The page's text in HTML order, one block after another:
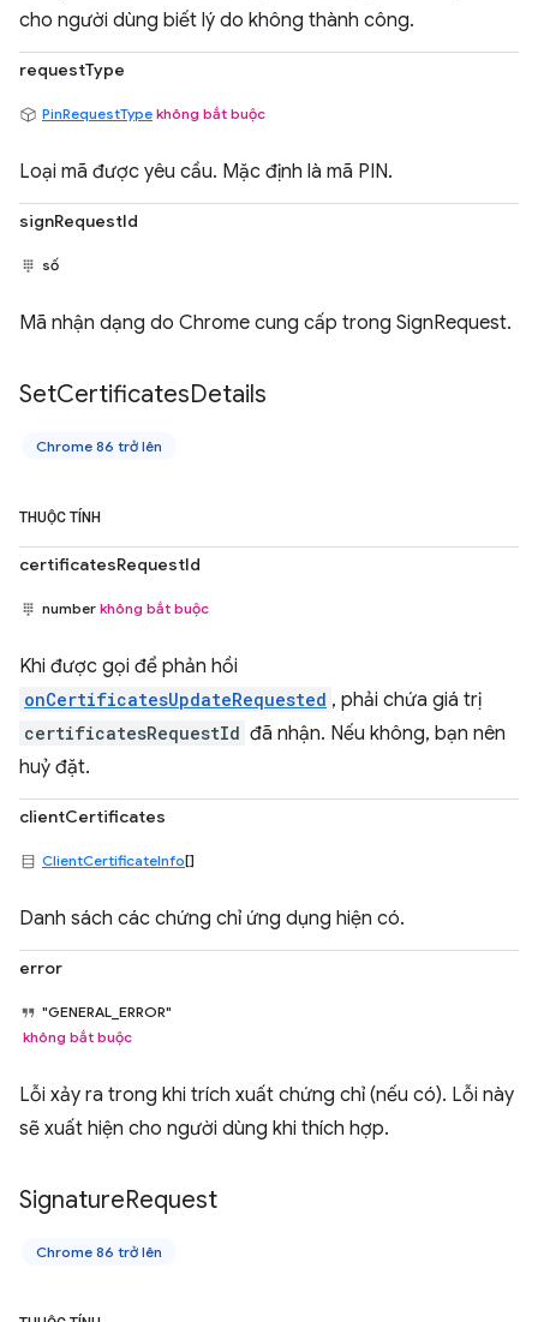
cho người dùng biết lý do không thành công.
requestType
PinRequestType không bắt buộc
Loại mã được yêu cầu. Mặc định là mã PIN.
signRequestId
số
Mã nhận dạng do Chrome cung cấp trong SignRequest.
SetCertificatesDetails
Chrome 86 trở lên
THUỘC TÍNH
certificatesRequestId
number không bắt buộc
Khi được gọi để phản hồi
onCertificatesUpdateRequested , phải chứa giá trị
certificatesRequestId đã nhận. Nếu không, bạn nên
huỷ đặt.
clientCertificates
ClientCertificateInfo[]
Danh sách các chứng chỉ ứng dụng hiện có.
error
"GENERAL_ERROR"
không bắt buộc
Lỗi xảy ra trong khi trích xuất chứng chỉ (nếu có). Lỗi này
sẽ xuất hiện cho người dùng khi thích hợp.
SignatureRequest
Chrome 86 trở lên